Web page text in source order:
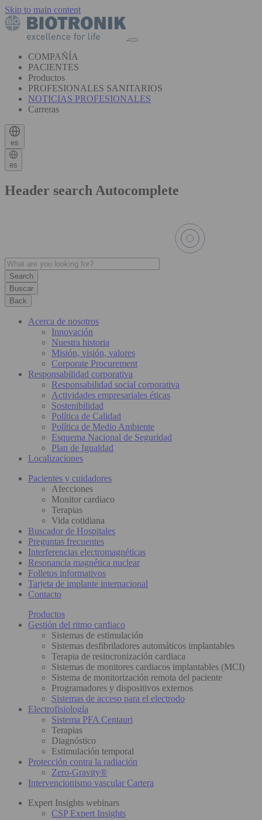
Skip to main content
COMPAÑÍA
PACIENTES
Productos
PROFESIONALES SANITARIOS
NOTICIAS PROFESIONALES
Carreras
es
es
Header search Autocomplete
Buscar
Back
Acerca de nosotros
Innovación
Nuestra historia
Misión, visión, valores
Corporate Procurement
Responsabilidad corporativa
Responsabilidad social corporativa
Actividades empresariales éticas
Sostenibilidad
Política de Calidad
Política de Medio Ambiente
Esquema Nacional de Seguridad
Plan de Igualdad
Localizaciones
Pacientes y cuidadores
Afecciones
Monitor cardiaco
Terapias
Vida cotidiana
Buscador de Hospitales
Preguntas frecuentes
Interferencias electromagnéticas
Resonancia magnética nuclear
Folletos informativos
Tarjeta de implante internacional
Contacto
Productos
Gestión del ritmo cardiaco
Sistemas de estimulación
Sistemas desfibriladores automáticos implantables
Terapia de resincronización cardiaca
Sistemas de monitores cardiacos implantables (MCI)
Sistema de monitorización remota del paciente
Programadores y dispositivos externos
Sistemas de acceso para el electrodo
Electrofisiología
Sistema PFA Centauri
Terapias
Diagnóstico
Estimulación temporal
Protección contra la radiación
Zero-Gravity®
Intervencionismo vascular Cartera
Expert Insights webinars
CSP Expert Insights